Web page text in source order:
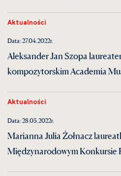
Aktualności
Data: 27.04.2022r.
Aleksander Jan Szopa
kompozytorskim Academia
Aktualności
Data: 28.03.2022r.
Marianna Julia Żołnacz
Międzynarodowym Konkursie